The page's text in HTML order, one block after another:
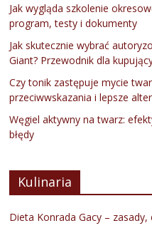
Jak wygląda szkolenie
program, testy i dokumenty
Jak skutecznie wybrać
Giant? Przewodnik dla
Czy tonik zastępuje mycie
przeciwwskazania i lepsze
Węgiel aktywny na twarz:
błędy
Kulinaria
Dieta Konrada Gacy – zasady,